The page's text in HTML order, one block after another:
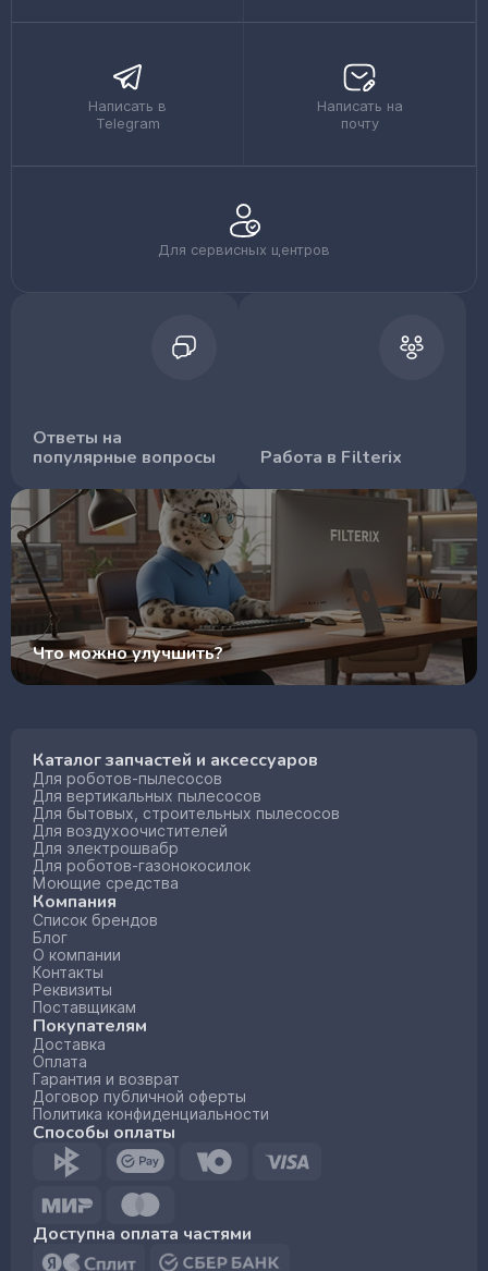
Написать в
Telegram
Написать на
почту
Для сервисных центров
Ответы на
популярные вопросы
Работа в Filterix
Что можно улучшить?
Каталог запчастей и аксессуаров
Для роботов-пылесосов
Для вертикальных пылесосов
Для бытовых, строительных пылесосов
Для воздухоочистителей
Для электрошвабр
Для роботов-газонокосилок
Моющие средства
Компания
Список брендов
Блог
О компании
Контакты
Реквизиты
Поставщикам
Покупателям
Доставка
Оплата
Гарантия и возврат
Договор публичной оферты
Политика конфиденциальности
Способы оплаты
Доступна оплата частями